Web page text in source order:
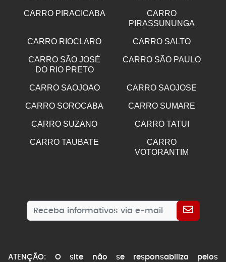
CARRO PIRACICABA
CARRO
PIRASSUNUNGA
CARRO RIOCLARO CARRO SALTO
CARRO SÃO JOSÉ
DO RIO PRETO
CARRO SÃO PAULO
CARRO SAOJOAO CARRO SAOJOSE
CARRO SOROCABA CARRO SUMARE
CARRO SUZANO CARRO TATUI
CARRO TAUBATE
CARRO
VOTORANTIM
ATENÇÃO: O site não se responsabiliza pelos